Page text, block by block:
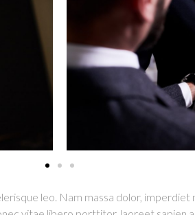
leo. Nam massa dolor, imperdiet